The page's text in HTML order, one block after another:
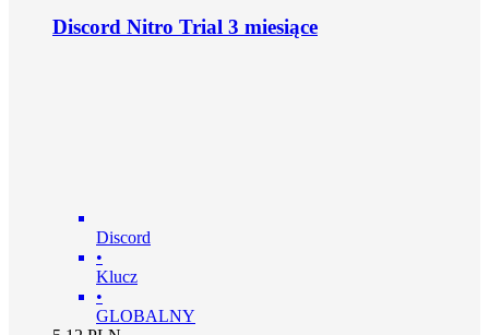
Discord Nitro Trial 3 miesiące
Discord
•
Klucz
•
GLOBALNY